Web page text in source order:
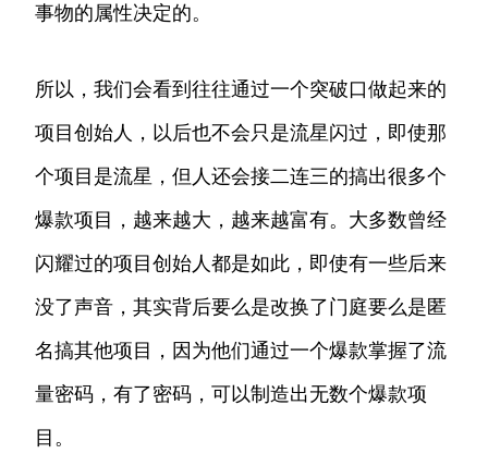
事物的属性决定的。
所以，我们会看到往往通过一个突破口做起来的
项目创始人，以后也不会只是流星闪过，即使那
个项目是流星，但人还会接二连三的搞出很多个
爆款项目，越来越大，越来越富有。大多数曾经
闪耀过的项目创始人都是如此，即使有一些后来
没了声音，其实背后要么是改换了门庭要么是匿
名搞其他项目，因为他们通过一个爆款掌握了流
量密码，有了密码，可以制造出无数个爆款项
目。